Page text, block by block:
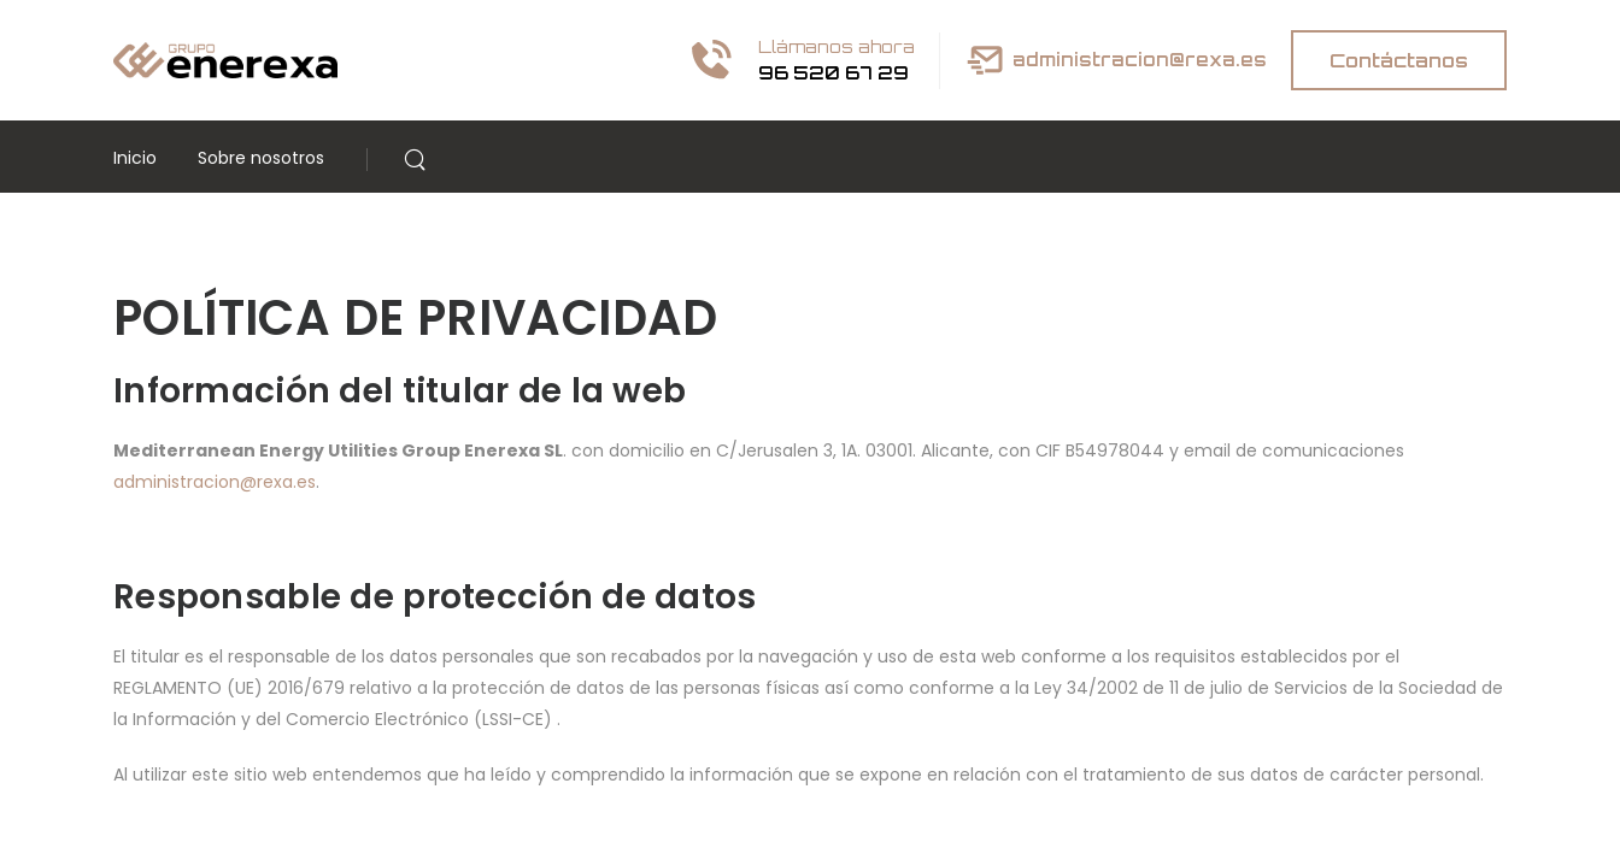
Llámanos ahora
96 520 67 29
administracion@rexa.es Contáctanos
Inicio Sobre nosotros
POLÍTICA DE PRIVACIDAD
Información del titular de la web
Mediterranean Energy Utilities Group Enerexa SL. con domicilio en C/Jerusalen 3, 1A. 03001. Alicante, con CIF B54978044 y email de comunicaciones
administracion@rexa.es.
Responsable de protección de datos
El titular es el responsable de los datos personales que son recabados por la navegación y uso de esta web conforme a los requisitos establecidos por el
REGLAMENTO (UE) 2016/679 relativo a la protección de datos de las personas físicas así como conforme a la Ley 34/2002 de 11 de julio de Servicios de la Sociedad de
la Información y del Comercio Electrónico (LSSI-CE) .
Al utilizar este sitio web entendemos que ha leído y comprendido la información que se expone en relación con el tratamiento de sus datos de carácter personal.